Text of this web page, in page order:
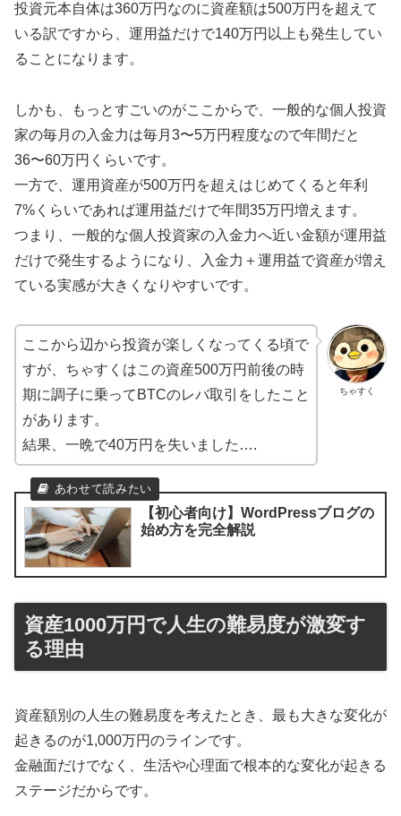
投資元本自体は360万円なのに資産額は500万円を超えて
いる訳ですから、運用益だけで140万円以上も発生してい
ることになります。
しかも、もっとすごいのがここからで、一般的な個人投資
家の毎月の入金力は毎月3〜5万円程度なので年間だと
36〜60万円くらいです。
一方で、運用資産が500万円を超えはじめてくると年利
7%くらいであれば運用益だけで年間35万円増えます。
つまり、一般的な個人投資家の入金力へ近い金額が運用益
だけで発生するようになり、入金力＋運用益で資産が増え
ている実感が大きくなりやすいです。
ちゃすく
ここから辺から投資が楽しくなってくる頃で
すが、ちゃすくはこの資産500万円前後の時
期に調子に乗ってBTCのレバ取引をしたこと
があります。
結果、一晩で40万円を失いました….
【初心者向け】WordPressブログの
始め方を完全解説
資産1000万円で人生の難易度が激変す
る理由
資産額別の人生の難易度を考えたとき、最も大きな変化が
起きるのが1,000万円のラインです。
金融面だけでなく、生活や心理面で根本的な変化が起きる
ステージだからです。